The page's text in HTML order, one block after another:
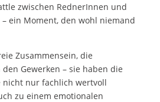
zwischen RednerInnen und
ein Moment, den wohl niemand
Zusammensein, die
Gewerken – sie haben die
nicht nur fachlich wertvoll
zu einem emotionalen